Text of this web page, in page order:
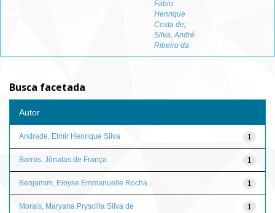
Fábio
Henrique
Costa de;
Silva, André
Ribeiro da
Busca facetada
Autor
1
Andrade, Elmir Henrique Silva
1
Barros, Jônatas de França
1
Benjamim, Eloyse Emmanuelle Rocha...
1
Morais, Maryana Pryscilla Silva de